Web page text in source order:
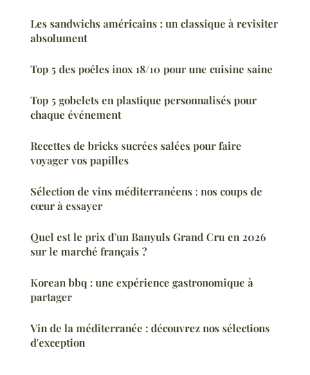
Les sandwichs américains : un classique à revisiter
absolument
Top 5 des poêles inox 18/10 pour une cuisine saine
Top 5 gobelets en plastique personnalisés pour
chaque événement
Recettes de bricks sucrées salées pour faire
voyager vos papilles
Sélection de vins méditerranéens : nos coups de
cœur à essayer
Quel est le prix d'un Banyuls Grand Cru en 2026
sur le marché français ?
Korean bbq : une expérience gastronomique à
partager
Vin de la méditerranée : découvrez nos sélections
d'exception